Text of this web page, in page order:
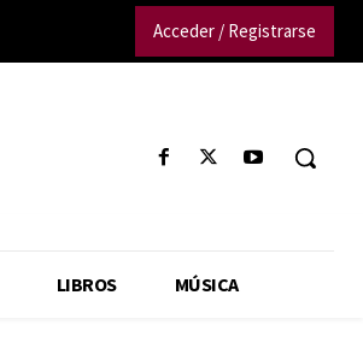
Acceder / Registrarse
LIBROS MÚSICA